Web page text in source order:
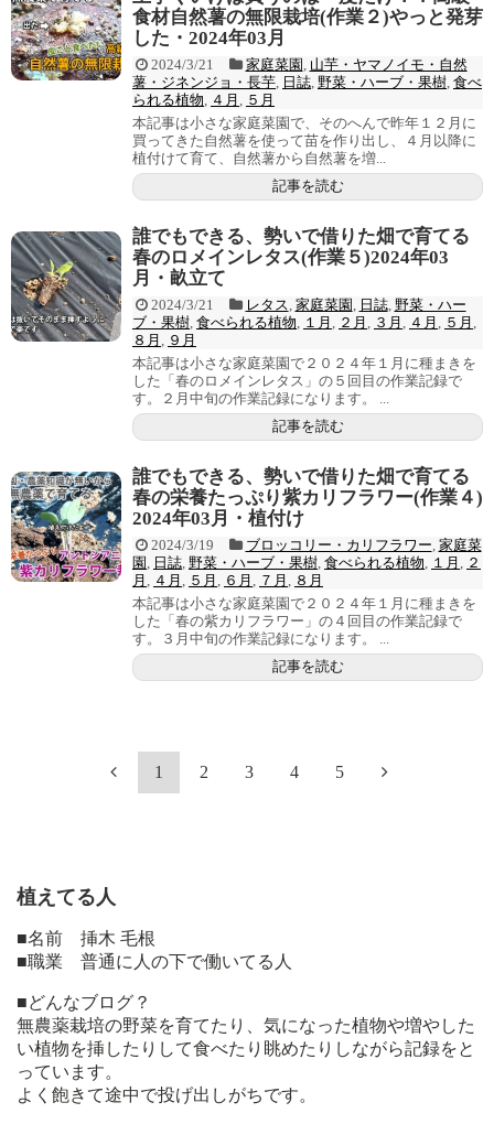
食材自然薯の無限栽培(作業２)やっと発芽
した・2024年03月
2024/3/21 家庭菜園 山芋・ヤマノイモ・自然
薯・ジネンジョ・長芋 日誌 野菜・ハーブ・果樹 食べ
られる植物
４月
５月
本記事は小さな家庭菜園で、そのへんで昨年１２月に
買ってきた自然薯を使って苗を作り出し、４月以降に
植付けて育て、自然薯から自然薯を増...
記事を読む
誰でもできる、勢いで借りた畑で育てる
春のロメインレタス(作業５)2024年03
月・畝立て
2024/3/21 レタス 家庭菜園 日誌, 野菜・ハー
ブ・果樹 食べられる植物 １月 ２月 ３月 ４月 ５月
８月
９月
本記事は小さな家庭菜園で２０２４年１月に種まきを
した「春のロメインレタス」の５回目の作業記録で
す。２月中旬の作業記録になります。 ...
記事を読む
誰でもできる、勢いで借りた畑で育てる
春の栄養たっぷり紫カリフラワー(作業４)
2024年03月・植付け
2024/3/19 ブロッコリー・カリフラワー 家庭菜
園 日誌 野菜・ハーブ・果樹 食べられる植物 １月
２
月
４月 ５月 ６月 ７月
８月
本記事は小さな家庭菜園で２０２４年１月に種まきを
した「春の紫カリフラワー」の４回目の作業記録で
す。３月中旬の作業記録になります。 ...
記事を読む
1 2 3 4 5
植えてる人
■名前 挿木 毛根
■職業 普通に人の下で働いてる人
■どんなブログ？
無農薬栽培の野菜を育てたり、気になった植物や増やした
い植物を挿したりして食べたり眺めたりしながら記録をと
っています。
よく飽きて途中で投げ出しがちです。